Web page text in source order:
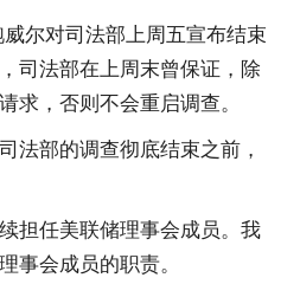
尔对司法部上周五宣布结束
司法部在上周末曾保证，除
求，否则不会重启调查。
法部的调查彻底结束之前，
担任美联储理事会成员。我
事会成员的职责。